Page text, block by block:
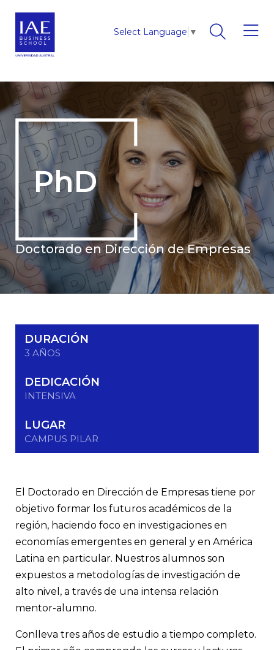
Select Language ▼
PhD
Doctorado en Dirección de Empresas
DURACIÓN
3 AÑOS
DEDICACIÓN
INTENSIVA
LUGAR
CAMPUS PILAR
El Doctorado en Dirección de Empresas tiene por
objetivo formar los futuros académicos de la
región, haciendo foco en investigaciones en
economías emergentes en general y en América
Latina en particular. Nuestros alumnos son
expuestos a metodologías de investigación de
alto nivel, a través de una intensa relación
mentor-alumno.
Conlleva tres años de estudio a tiempo completo.